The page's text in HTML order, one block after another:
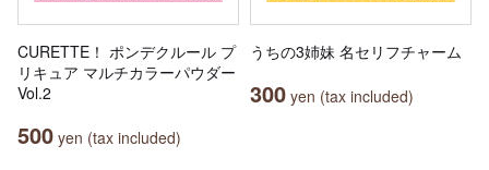
CURETTE！ ポンデクルール プ
リキュア マルチカラーパウダー
Vol.2
500 yen (tax included)
うちの3姉妹 名セリフチャーム
300 yen (tax included)